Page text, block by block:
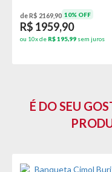
6. Não é autorizado o
pessoa com menos de
identificação.
de R$ 2169,90 10% OFF
R$ 1959,90
ou 10x de R$ 195,99 sem juros
É DO SEU